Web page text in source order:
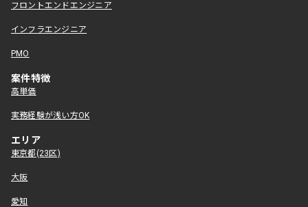
フロントエンドエンジニア
インフラエンジニア
PMO
案件特徴
高単価
実務経験が浅い方OK
エリア
東京都(23区)
大阪
愛知